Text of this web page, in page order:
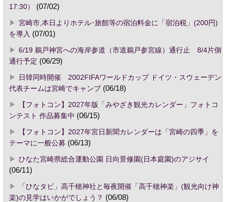
17:30）
(07/02)
宮崎市,本日よりホテル･旅館等の宿泊料金に「宿泊税」(200円)
を導入 (07/01)
6/19 鵜戸神宮への海岸参道（市道鵜戸参宮線）通行止 8/4片側
通行予定 (06/29)
日韓同時開催 2002FIFAワールドカップ ドイツ・スウェーデン
代表チームは宮崎でキャンプ(06/18)
【フォトコン】2027年版「みやざき観光カレンダー」フォトコ
ンテスト 作品募集中 (06/15)
【フォトコン】2027年宮日新聞カレンダーは「宮崎の四季」を
テーマに一般公募 (06/13)
ひなた宮崎県総合運動公園 日向景修園(日本庭園)のアジサイ
(06/11)
「ひなタビ」高千穂神社と毎夜開催「高千穂神楽」(観光向け神
楽)の見学はいかがでしょう？ (06/08)